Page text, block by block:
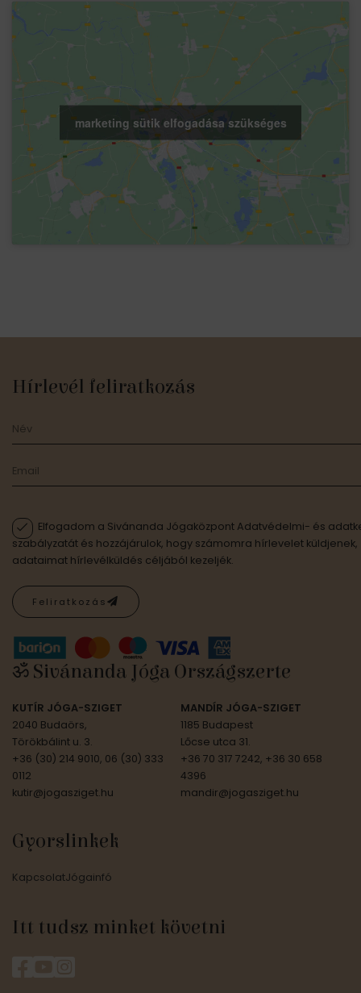
marketing sütik elfogadása szükséges
Hírlevél feliratkozás
Elfogadom a Sivánanda Jógaközpont Adatvédelmi- és
szabályzatát és hozzájárulok, hogy számomra hírlevelet küldjenek,
adataimat hírlevélküldés céljából kezeljék.
Feliratkozás
ॐ Sivánanda Jóga Országszerte
KUTÍR JÓGA-SZIGET
2040 Budaörs,
Törökbálint u. 3.
+36 (30) 214 9010, 06 (30) 333
0112
kutir@jogasziget.hu
MANDÍR JÓGA-SZIGET
1185 Budapest
Lőcse utca 31.
+36 70 317 7242, +36 30 658
4396
mandir@jogasziget.hu
Gyorslinkek
KapcsolatJógainfó
Itt tudsz minket követni